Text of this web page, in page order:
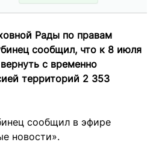
Рады по правам
сообщил, что к 8 июля
с временно
территорий 2 353
сообщил в эфире
новости».